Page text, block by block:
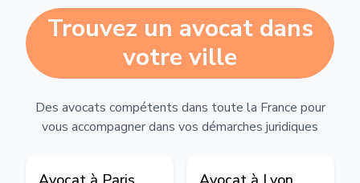
Trouvez un avocat dans
votre ville
Des avocats compétents dans toute la France pour
vous accompagner dans vos démarches juridiques